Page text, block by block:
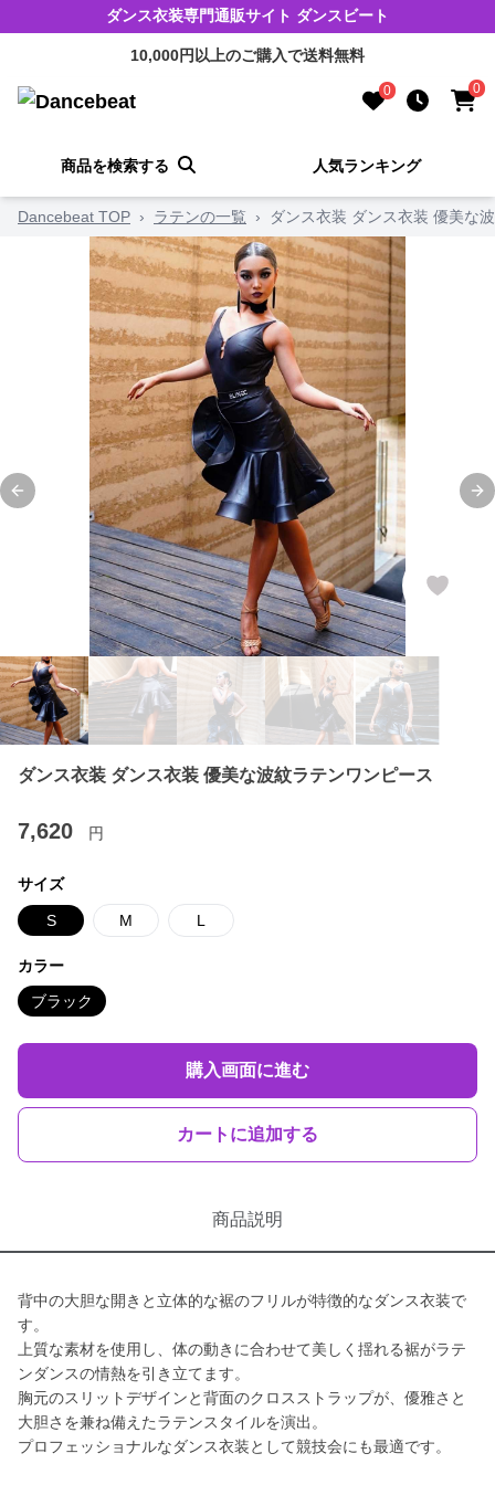
ダンス衣装専門通販サイト ダンスビート
10,000円以上のご購入で送料無料
0 0
商品を検索する 人気ランキング
Dancebeat TOP › ラテンの一覧 › ダンス衣装 ダンス衣装 優美な
Previous slide
ダンス衣装 ダンス衣装 優美な波紋ラテンワンピース
7,620 円
サイズ
S M L
カラー
ブラック
購入画面に進む
カートに追加する
商品説明
背中の大胆な開きと立体的な裾のフリルが特徴的なダンス衣装で
す。
上質な素材を使用し、体の動きに合わせて美しく揺れる裾がラテ
ンダンスの情熱を引き立てます。
胸元のスリットデザインと背面のクロスストラップが、優雅さと
大胆さを兼ね備えたラテンスタイルを演出。
プロフェッショナルなダンス衣装として競技会にも最適です。